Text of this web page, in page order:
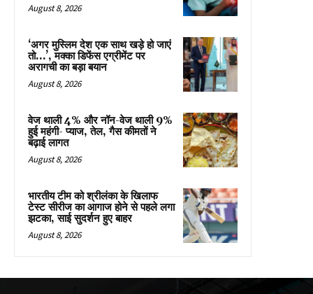
August 8, 2026
‘अगर मुस्लिम देश एक साथ खड़े हो जाएं
तो…’, मक्का डिफेंस एग्रीमेंट पर
अरागची का बड़ा बयान
August 8, 2026
वेज थाली 4% और नॉन-वेज थाली 9%
हुई महंगी- प्याज, तेल, गैस कीमतों ने
बढ़ाई लागत
August 8, 2026
भारतीय टीम को श्रीलंका के खिलाफ
टेस्ट सीरीज का आगाज होने से पहले लगा
झटका, साई सुदर्शन हुए बाहर
August 8, 2026